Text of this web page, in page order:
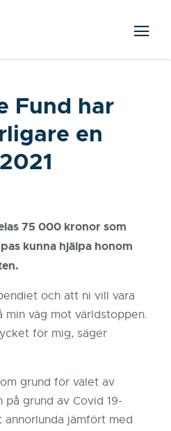
Fund har
en
75 000 kronor som
kunna hjälpa honom
och att ni vill vara
väg mot världstoppen.
för mig, säger
grund för valet av
på grund av Covid 19-
jämfört med